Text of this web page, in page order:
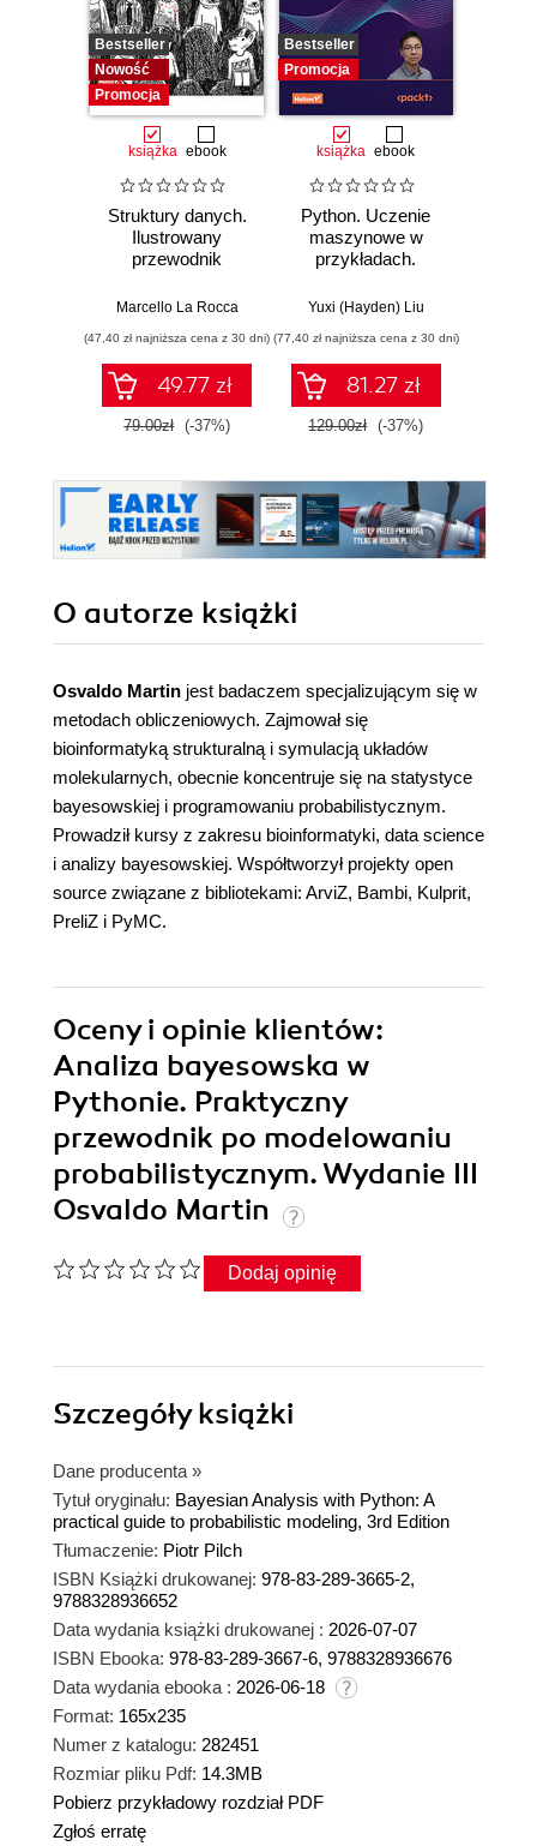
Bestseller
Nowość
Promocja
książka ebook
Struktury danych.
Ilustrowany
przewodnik
Marcello La Rocca
(47,40 zł najniższa cena z 30 dni)
49.77 zł
79.00zł (-37%)
Bestseller
Promocja
książka ebook
Python. Uczenie
maszynowe w
przykładach.
w realnych
Wydanie IV
Yuxi (Hayden) Liu
(77,40 zł najniższa cena z 30 dni)
81.27 zł
129.00zł (-37%)
O autorze książki
Osvaldo Martin jest badaczem specjalizującym się w
metodach obliczeniowych. Zajmował się
bioinformatyką strukturalną i symulacją układów
molekularnych, obecnie koncentruje się na statystyce
bayesowskiej i programowaniu probabilistycznym.
Prowadził kursy z zakresu bioinformatyki, data science
i analizy bayesowskiej. Współtworzył projekty open
source związane z bibliotekami: ArviZ, Bambi, Kulprit,
PreliZ i PyMC.
Oceny i opinie klientów:
Analiza bayesowska w
Pythonie. Praktyczny
przewodnik po modelowaniu
probabilistycznym. Wydanie III
Osvaldo Martin
Dodaj opinię
Szczegółyksiążki
Dane producenta »
Tytuł oryginału: Bayesian Analysis with Python: A
practical guide to probabilistic modeling, 3rd Edition
Tłumaczenie: Piotr Pilch
ISBN Książki drukowanej: 978-83-289-3665-2,
9788328936652
Data wydania książki drukowanej : 2026-07-07
ISBN Ebooka: 978-83-289-3667-6, 9788328936676
Data wydania ebooka : 2026-06-18
Format: 165x235
Numer z katalogu: 282451
Rozmiar pliku Pdf: 14.3MB
Pobierz przykładowy rozdział PDF
Zgłoś erratę